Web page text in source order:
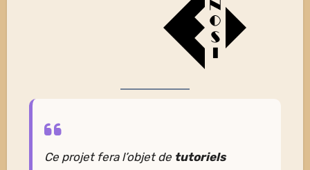
Ce projet fera l’objet de tutoriels